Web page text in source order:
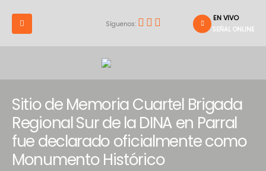
Síguenos:
EN VIVO
SEÑAL ONLINE
Sitio de Memoria Cuartel Brigada
Regional Sur de la DINA en Parral
fue declarado oficialmente como
Monumento Histórico